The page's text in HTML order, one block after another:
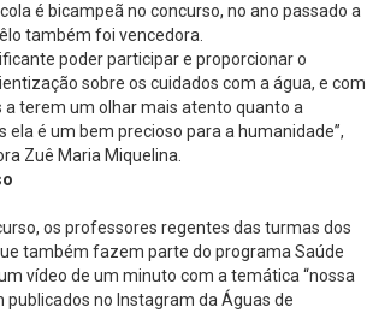
é bicampeã no concurso, no ano passado a
também foi vencedora.
poder participar e proporcionar o
sobre os cuidados com a água, e com
a terem um olhar mais atento quanto a
ela é um bem precioso para a humanidade”,
Zuê Maria Miquelina.
os professores regentes das turmas dos
também fazem parte do programa Saúde
vídeo de um minuto com a temática “nossa
publicados no Instagram da Águas de